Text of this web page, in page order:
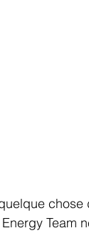
chose
Team